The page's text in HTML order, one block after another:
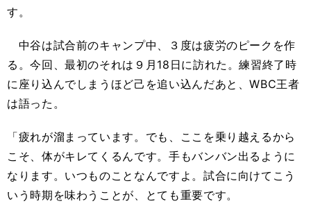
す。
中谷は試合前のキャンプ中、３度は疲労のピークを作
る。今回、最初のそれは９月18日に訪れた。練習終了時
に座り込んでしまうほど己を追い込んだあと、WBC王者
は語った。
「疲れが溜まっています。でも、ここを乗り越えるから
こそ、体がキレてくるんです。手もバンバン出るように
なります。いつものことなんですよ。試合に向けてこう
いう時期を味わうことが、とても重要です。